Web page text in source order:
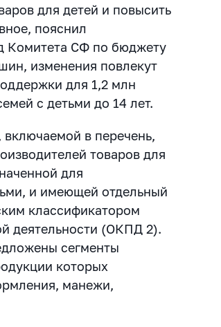
для детей и повысить
пояснил
Комитета СФ по бюджету
изменения повлекут
для 1,2 млн
с детьми до 14 лет.
в перечень,
товаров для
для
и имеющей отдельный
классификатором
деятельности (ОКПД 2).
сегменты
которых
манежи,